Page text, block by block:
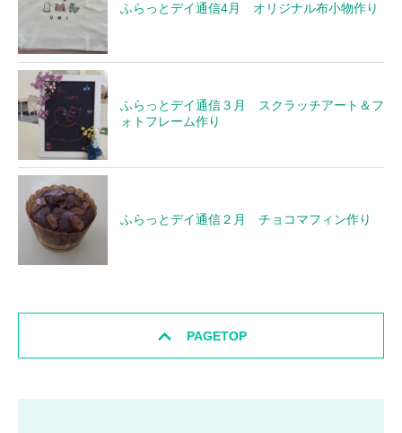
ふらっとデイ通信4月 オリジナル布小物作り
ふらっとデイ通信３月 スクラッチアート＆フ
ォトフレーム作り
ふらっとデイ通信２月 チョコマフィン作り
PAGETOP